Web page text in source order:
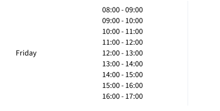
Friday
08:00 - 09:00
09:00 - 10:00
10:00 - 11:00
11:00 - 12:00
12:00 - 13:00
13:00 - 14:00
14:00 - 15:00
15:00 - 16:00
16:00 - 17:00